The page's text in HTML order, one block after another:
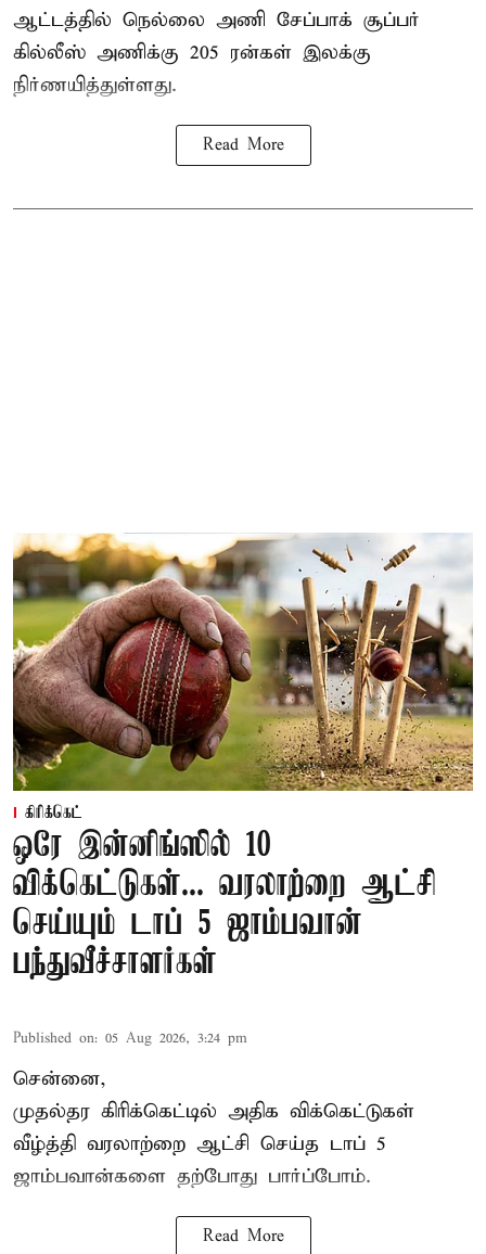
ஆட்டத்தில் நெல்லை அணி சேப்பாக் சூப்பர்
கில்லீஸ் அணிக்கு 205 ரன்கள் இலக்கு
நிர்ணயித்துள்ளது.
Read More
கிரிக்கெட்
ஒரே இன்னிங்ஸில் 10
விக்கெட்டுகள்... வரலாற்றை ஆட்சி
செய்யும் டாப் 5 ஜாம்பவான்
பந்துவீச்சாளர்கள்
Published on: 05 Aug 2026, 3:24 pm
சென்னை,
முதல்தர கிரிக்கெட்டில் அதிக விக்கெட்டுகள்
வீழ்த்தி வரலாற்றை ஆட்சி செய்த டாப் 5
ஜாம்பவான்களை தற்போது பார்ப்போம்.
Read More